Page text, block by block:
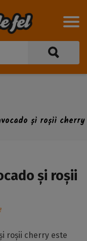
și roșii cherry
și roșii
roșii cherry este